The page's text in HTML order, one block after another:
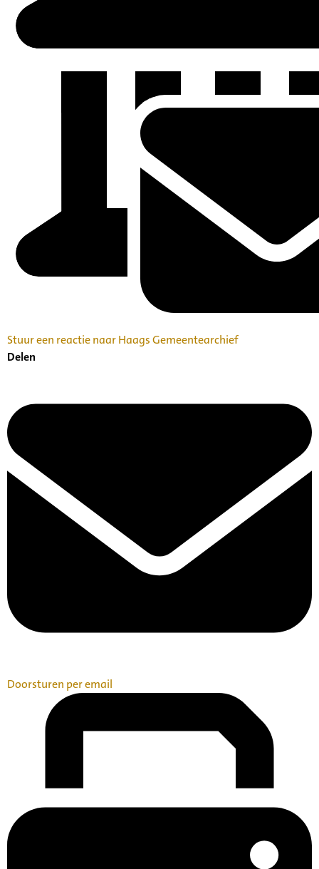
Stuur een reactie naar Haags Gemeentearchief
Delen
Doorsturen per email